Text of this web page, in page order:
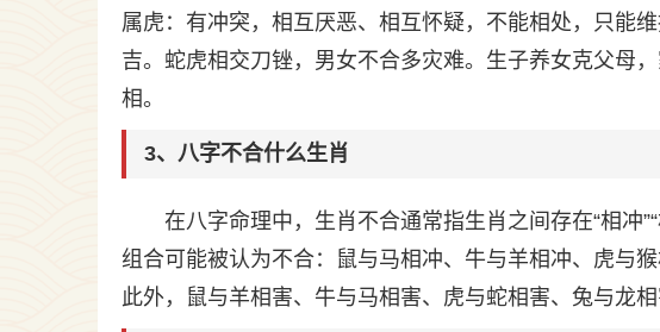
属虎：有冲突，相互厌恶、相互怀疑，不能相处，只能
吉。蛇虎相交刀锉，男女不合多灾难。生子养女克父母
相。
3、八字不合什么生肖
在八字命理中，生肖不合通常指生肖之间存在“相冲
组合可能被认为不合：鼠与马相冲、牛与羊相冲、虎与
此外，鼠与羊相害、牛与马相害、虎与蛇相害、兔与龙相